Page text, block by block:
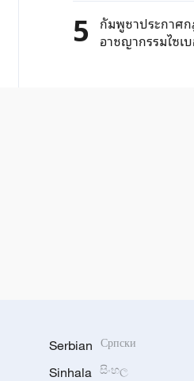
5
กัมพูชาประกาศ
อาชญากรรมไซเ
Serbian Српски
Sinhala සිංහල